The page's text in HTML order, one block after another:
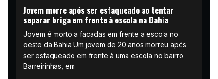
Jovem morre após ser esfaqueado ao tentar
separar briga em frente à escola na Bahia
Jovem é morto a facadas em frente a escola no
oeste da Bahia Um jovem de 20 anos morreu após
ser esfaqueado em frente à uma escola no bairro
Barreirinhas, em